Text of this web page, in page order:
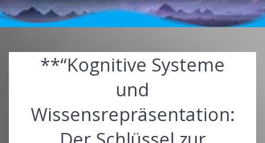
**“Kognitive Systeme
und
Wissensrepräsentation: